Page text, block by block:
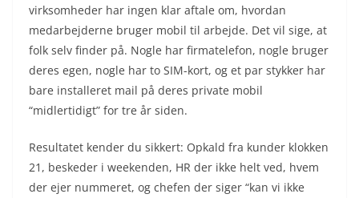
virksomheder har ingen klar aftale om, hvordan
medarbejderne bruger mobil til arbejde. Det vil sige, at
folk selv finder på. Nogle har firmatelefon, nogle bruger
deres egen, nogle har to SIM-kort, og et par stykker har
bare installeret mail på deres private mobil
“midlertidigt” for tre år siden.
Resultatet kender du sikkert: Opkald fra kunder klokken
21, beskeder i weekenden, HR der ikke helt ved, hvem
der ejer nummeret, og chefen der siger “kan vi ikke